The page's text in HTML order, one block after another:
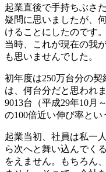
起業直後で手持ちぶさ
疑問に思いましたが、
けることにしたのです。
当時、これが現在の我
も思いませんでした。
初年度は250万台分の
は、何台分だと思われ
9013台（平成29年10月
の100倍近い伸び率とい
起業当初、社員は私一
ら次へと舞い込んでく
をえません。もちろん